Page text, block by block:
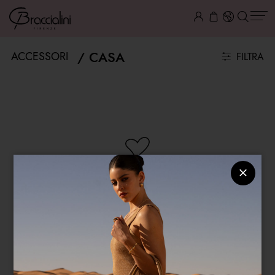
ACCESSORI CASA FILTRA
NESSUN ARTICOLO DISPONIBILE